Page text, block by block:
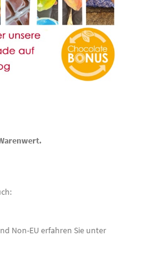
Non-EU erfahren Sie unter